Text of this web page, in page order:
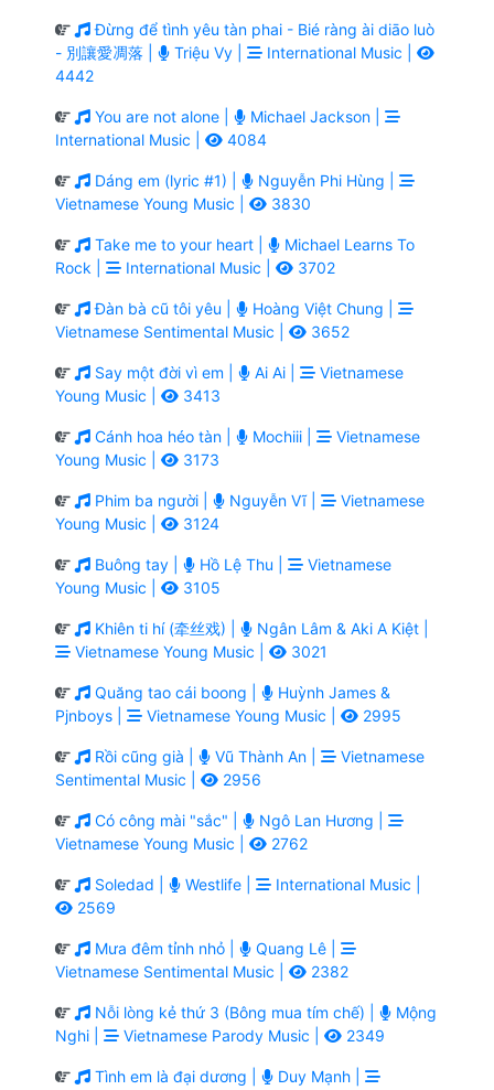
Đừng để tình yêu tàn phai - Bié ràng ài diāo luò
- 別讓愛凋落 |
Triệu Vy |
International Music |
4442
You are not alone |
Michael Jackson |
International Music |
4084
Dáng em (lyric #1) |
Nguyễn Phi Hùng |
Vietnamese Young Music |
3830
Take me to your heart |
Michael Learns To
Rock |
International Music | 3702
Đàn bà cũ tôi yêu |
Hoàng Việt Chung |
Vietnamese Sentimental Music |
3652
Say một đời vì em | Ai Ai |
Vietnamese
Young Music |
3413
Cánh hoa héo tàn | Mochiii |
Vietnamese
Young Music |
3173
Phim ba người | Nguyễn Vĩ |
Vietnamese
Young Music |
3124
Buông tay | Hồ Lệ Thu |
Vietnamese
Young Music |
3105
Khiên ti hí (牵丝戏) |
Ngân Lâm & Aki A Kiệt |
Vietnamese Young Music |
3021
Quăng tao cái boong |
Huỳnh James &
Pjnboys |
Vietnamese Young Music | 2995
Rồi cũng già | Vũ Thành An |
Vietnamese
Sentimental Music |
2956
Có công mài "sắc" |
Ngô Lan Hương |
Vietnamese Young Music |
2762
Soledad | Westlife |
International Music |
2569
Mưa đêm tỉnh nhỏ |
Quang Lê |
Vietnamese Sentimental Music |
2382
Nỗi lòng kẻ thứ 3 (Bông mua tím chế) |
Mộng
Nghi |
Vietnamese Parody Music | 2349
Tình em là đại dương |
Duy Mạnh |